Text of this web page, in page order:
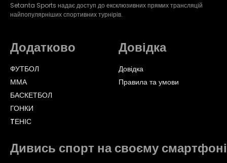
Setanta Sports надає доступ до ексклюзивних прямих трансляцій
найпопулярніших спортивних турнірів.
Додатково
ФУТБОЛ
ММА
БАСКЕТБОЛ
ГОНКИ
TЕНІС
Довідка
Довідка
Правила та умови
Дивись спорт на своєму смартфоні